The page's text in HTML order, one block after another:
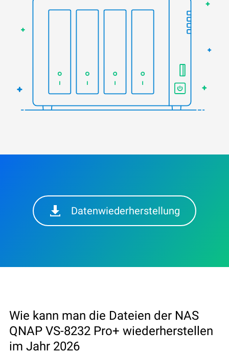
Datenwiederherstellung
Wie kann man die Dateien der NAS
QNAP VS-8232 Pro+ wiederherstellen
im Jahr 2026